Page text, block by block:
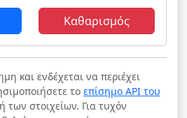
Καθαρισμός
και ενδέχεται να περιέχει
το επίσημο API του
των στοιχείων. Για τυχόν